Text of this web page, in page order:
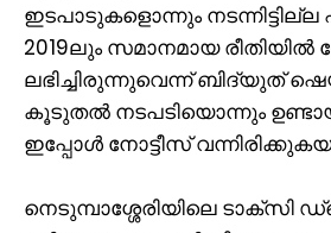
ഇടപാടുകളൊന്നും
2019ലും സമാനമായ രീതിയിൽ
ലഭിച്ചിരുന്നുവെന്ന് ബിദ്യുത്
കൂടുതൽ നടപടിയൊന്നും
ഇപ്പോൾ നോട്ടീസ്
നെടുമ്പാശ്ശേരിയിലെ ടാക്സി